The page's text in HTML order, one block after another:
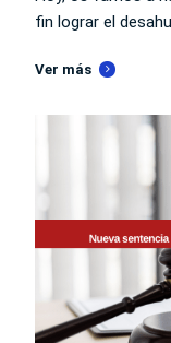
fin lograr el
Ver más